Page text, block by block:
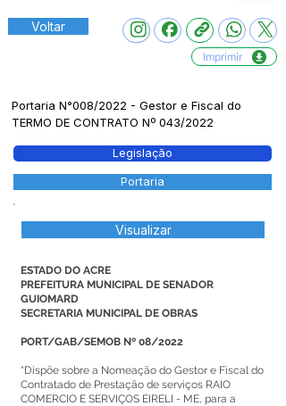
Voltar
Imprimir
Portaria N°008/2022 - Gestor e Fiscal do
TERMO DE CONTRATO Nº 043/2022
Legislação
Portaria
Visualizar
ESTADO DO ACRE
PREFEITURA MUNICIPAL DE SENADOR
GUIOMARD
SECRETARIA MUNICIPAL DE OBRAS
PORT/GAB/SEMOB Nº 08/2022
“Dispõe sobre a Nomeação do Gestor e Fiscal do
Contratado de Prestação de serviços RAIO
COMERCIO E SERVIÇOS EIRELI - ME, para a